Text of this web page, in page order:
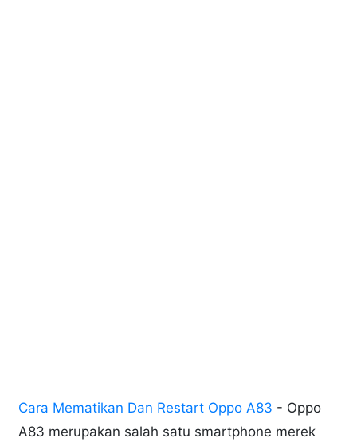
Cara Mematikan Dan Restart Oppo A83 - Oppo
A83 merupakan salah satu smartphone merek